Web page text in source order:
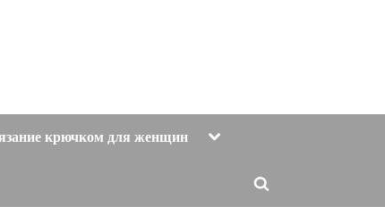
крючком для женщин Toggle
Toggle